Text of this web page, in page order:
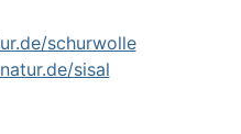
schurwolle
sisal